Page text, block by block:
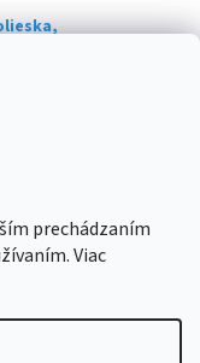
prechádzaním
Viac